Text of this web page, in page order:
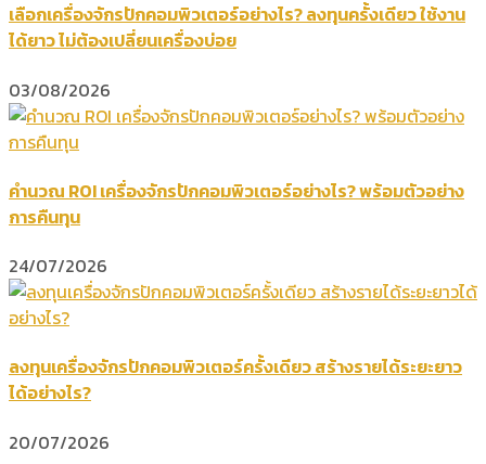
เลือกเครื่องจักรปักคอมพิวเตอร์อย่างไร? ลงทุนครั้งเดียว ใช้งาน
ได้ยาว ไม่ต้องเปลี่ยนเครื่องบ่อย
03/08/2026
คำนวณ ROI เครื่องจักรปักคอมพิวเตอร์อย่างไร? พร้อมตัวอย่าง
การคืนทุน
24/07/2026
ลงทุนเครื่องจักรปักคอมพิวเตอร์ครั้งเดียว สร้างรายได้ระยะยาว
ได้อย่างไร?
20/07/2026